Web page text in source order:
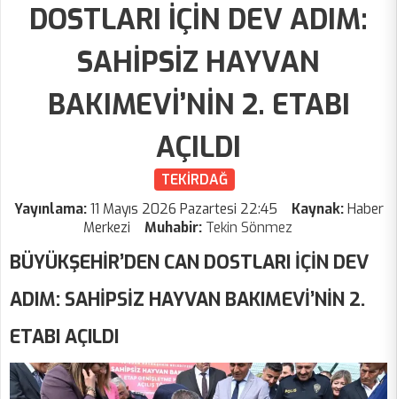
DOSTLARI İÇİN DEV ADIM:
SAHİPSİZ HAYVAN
BAKIMEVİ’NİN 2. ETABI
AÇILDI
TEKİRDAĞ
Yayınlama:11 Mayıs 2026 Pazartesi 22:45 Kaynak: Haber
Merkezi
Muhabir: Tekin Sönmez
BÜYÜKŞEHİR’DEN CAN DOSTLARI İÇİN DEV
ADIM: SAHİPSİZ HAYVAN BAKIMEVİ’NİN 2.
ETABI AÇILDI